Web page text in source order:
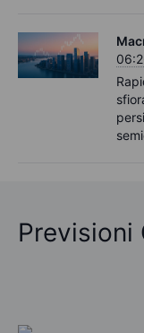
Previsioni